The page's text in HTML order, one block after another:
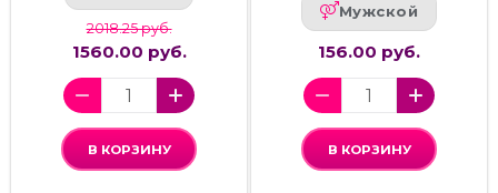
2018.25 руб.
1560.00 руб.
В КОРЗИНУ
Мужской
156.00 руб.
В КОРЗИНУ